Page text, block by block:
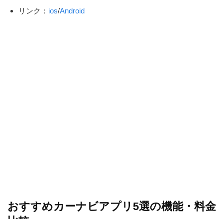
リンク： ios/Android
おすすめカーナビアプリ5選の機能・料金